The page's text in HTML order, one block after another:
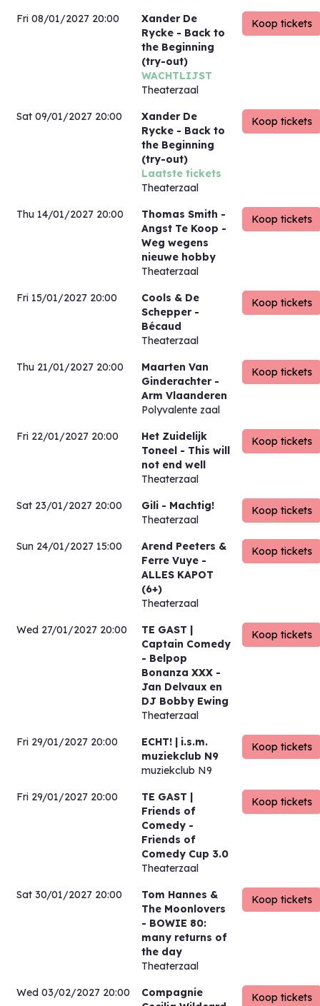
Fri 08/01/2027 20:00
Xander De
Rycke - Back to
the Beginning
(try-out)
WACHTLIJST
Theaterzaal
Sat 09/01/2027 20:00
Xander De
Rycke - Back to
the Beginning
(try-out)
Laatste tickets
Theaterzaal
Thu 14/01/2027 20:00 Thomas Smith -
Angst Te Koop -
Weg wegens
nieuwe hobby
Theaterzaal
Fri 15/01/2027 20:00
Cools & De
Schepper-
Bécaud
Theaterzaal
Thu 21/01/2027 20:00
Maarten Van
Ginderachter-
Arm Vlaanderen
Polyvalente zaal
Fri 22/01/2027 20:00
Het Zuidelijk
Toneel - This will
not end well
Theaterzaal
Sat 23/01/2027 20:00 Gili - Machtig!
Theaterzaal
Sun 24/01/2027 15:00
Arend Peeters &
Ferre Vuye -
ALLES KAPOT
(6+)
Theaterzaal
Wed 27/01/2027 20:00
TE GAST |
Captain Comedy
- Belpop
Bonanza XXX -
Jan Delvaux en
DJ Bobby Ewing
Theaterzaal
Fri 29/01/2027 20:00
ECHT! | i.s.m.
muziekclub N9
muziekclub N9
Fri 29/01/2027 20:00
TE GAST |
Friends of
Comedy -
Friends of
Comedy Cup 3.0
Theaterzaal
Sat 30/01/2027 20:00
Tom Hannes &
The Moonlovers
- BOWIE 80:
many returns of
the day
Theaterzaal
Wed 03/02/2027 20:00
Compagnie